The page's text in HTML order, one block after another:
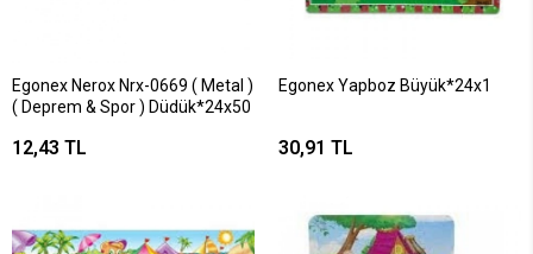
Egonex Nerox Nrx-0669 ( Metal )
( Deprem & Spor ) Düdük*24x50
12,43 TL
Egonex Yapboz Büyük*24x1
30,91 TL